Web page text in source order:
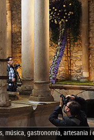
música, gastronomia, artesania i